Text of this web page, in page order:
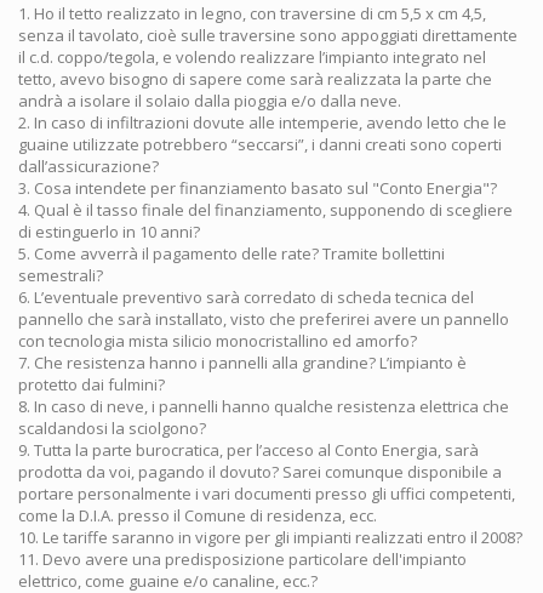
1. Ho il tetto realizzato in legno, con traversine di cm 5,5 x cm 4,5,
senza il tavolato, cioè sulle traversine sono appoggiati direttamente
il c.d. coppo/tegola, e volendo realizzare l’impianto integrato nel
tetto, avevo bisogno di sapere come sarà realizzata la parte che
andrà a isolare il solaio dalla pioggia e/o dalla neve.
2. In caso di infiltrazioni dovute alle intemperie, avendo letto che le
guaine utilizzate potrebbero “seccarsi”, i danni creati sono coperti
dall’assicurazione?
3. Cosa intendete per finanziamento basato sul "Conto Energia"?
4. Qual è il tasso finale del finanziamento, supponendo di scegliere
di estinguerlo in 10 anni?
5. Come avverrà il pagamento delle rate? Tramite bollettini
semestrali?
6. L’eventuale preventivo sarà corredato di scheda tecnica del
pannello che sarà installato, visto che preferirei avere un pannello
con tecnologia mista silicio monocristallino ed amorfo?
7. Che resistenza hanno i pannelli alla grandine? L’impianto è
protetto dai fulmini?
8. In caso di neve, i pannelli hanno qualche resistenza elettrica che
scaldandosi la sciolgono?
9. Tutta la parte burocratica, per l’acceso al Conto Energia, sarà
prodotta da voi, pagando il dovuto? Sarei comunque disponibile a
portare personalmente i vari documenti presso gli uffici competenti,
come la D.I.A. presso il Comune di residenza, ecc.
10. Le tariffe saranno in vigore per gli impianti realizzati entro il 2008?
11. Devo avere una predisposizione particolare dell'impianto
elettrico, come guaine e/o canaline, ecc.?